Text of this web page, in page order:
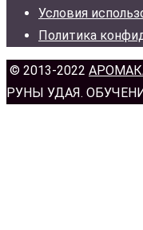
Условия
Политика
© 2013-2022
РУНЫ УДАЯ.